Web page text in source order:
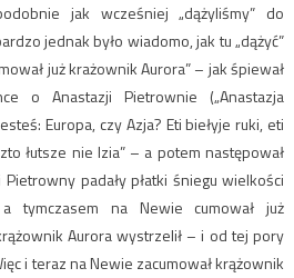
jak wcześniej „dążyliśmy” do
jednak było wiadomo, jak tu „dążyć”
już krażownik Aurora” – jak śpiewał
o Anastazji Pietrownie („Anastazja
Europa, czy Azja? Eti biełyje ruki, eti
łutsze nie lzia” – a potem następował
padały płatki śniegu wielkości
tymczasem na Newie cumował już
Aurora wystrzelił – i od tej pory
i teraz na Newie zacumował krążownik